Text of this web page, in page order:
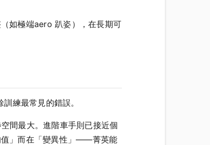
如極端aero 趴姿），在長期可
練最常見的錯誤。
間最大。進階車手則已接近個
值」而在「變異性」——菁英能